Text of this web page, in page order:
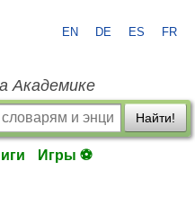
EN DE ES FR
Академике
Найти!
Игры ⚽